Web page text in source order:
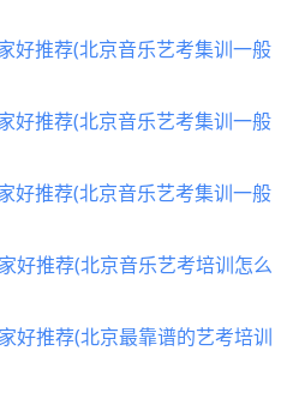
好推荐(北京音乐艺考集训一般
好推荐(北京音乐艺考集训一般
好推荐(北京音乐艺考集训一般
好推荐(北京音乐艺考培训怎么
好推荐(北京最靠谱的艺考培训